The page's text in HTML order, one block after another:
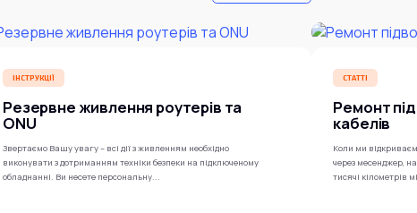
ІНСТРУКЦІЇ
Резервне живлення роутерів та
ONU
Звертаємо Вашу увагу – всі дії з живленням необхідно
виконувати з дотриманням техніки безпеки на підключеному
обладнанні. Ви несете персональну...
СТАТТІ
Ремонт
кабелів
Коли ми
через месенджер,
тисячі кілометрів